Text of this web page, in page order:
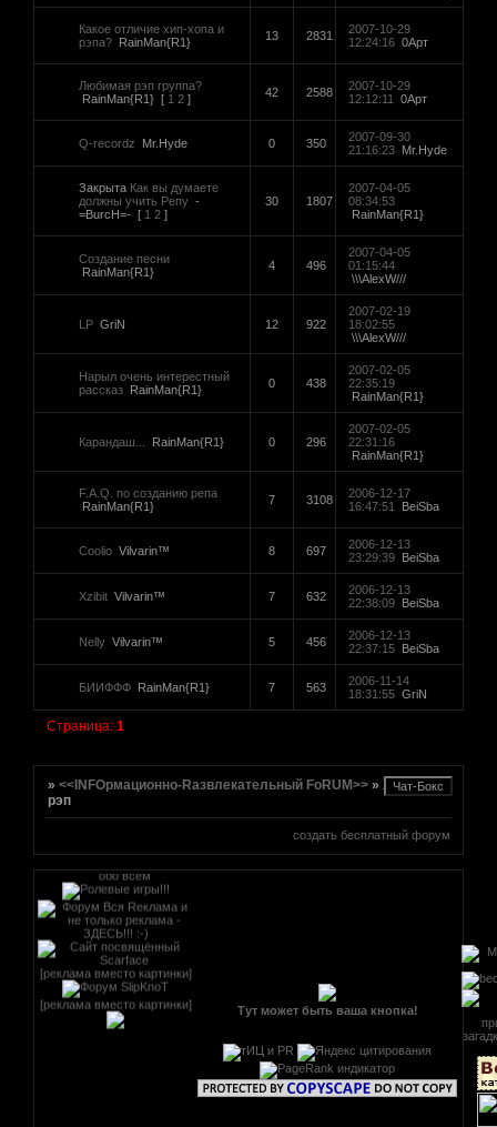
Какое отличие хип-хопа и
рэпа? RainMan{R1} 13 2831
2007-10-29
12:24:16 0Арт
Любимая рэп группа?
RainMan{R1} [ 1 2 ] 42 2588
2007-10-29
12:12:11
0Арт
Q-recordz Mr.Hyde 0 350
2007-09-30
21:16:23 Mr.Hyde
Закрыта Как вы думаете
должны учить Репу -
=BurcH=-
[ 1 2 ]
30 1807
2007-04-05
08:34:53
RainMan{R1}
Создание песни
RainMan{R1}
4 496
2007-04-05
01:15:44
\\\AlexW///
LP GriN 12 922
2007-02-19
18:02:55
\\\AlexW///
Нарыл очень интерестный
рассказ RainMan{R1} 0 438
2007-02-05
22:35:19
RainMan{R1}
Карандаш... RainMan{R1} 0 296
2007-02-05
22:31:16
RainMan{R1}
F.A.Q. по созданию репа
RainMan{R1}
7 3108
2006-12-17
16:47:51
BeiSba
Coolio Vilvarin™ 8 697
2006-12-13
23:29:39 BeiSba
Xzibit Vilvarin™ 7 632
2006-12-13
22:38:09 BeiSba
Nelly Vilvarin™ 5 456
2006-12-13
22:37:15 BeiSba
БИИФФФ RainMan{R1} 7 563
2006-11-14
18:31:55 GriN
Страница:1
»<<INFOрмационно-Rазвлекательный FoRUM>> »Хип-хоп и
рэп
создать бесплатный форум
href="http://altmetal.mybb.ru"
target=AltmetalForum>
[реклама вместо картинки]
[реклама вместо картинки]
[реклама вместо картинки]
[реклама вместо картинки]
Тут может быть ваша кнопка!